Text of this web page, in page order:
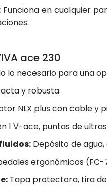
Funciona en cualquier
ace 230
lo necesario para una
y robusta.
NLX plus con cable y
1 V-ace, puntas de
Depósito de
ergonómicos
Tapa protectora, tira